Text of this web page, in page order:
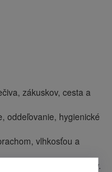
zákuskov, cesta a
oddeľovanie, hygienické
vlhkosťou a
na vrstvenie produktov.